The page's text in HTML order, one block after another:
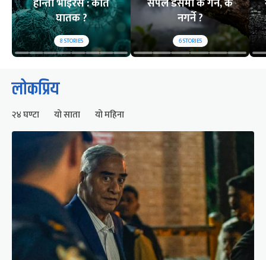
घातक ?
8STORIES
नगर्ने ?
6STORIES
लोकप्रिय
२४ घण्टा यो साता यो महिना